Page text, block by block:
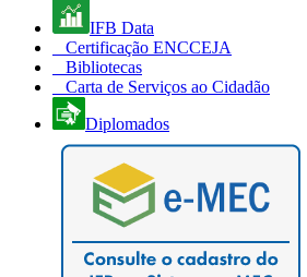
IFB Data
Certificação ENCCEJA
Bibliotecas
Carta de Serviços ao Cidadão
Diplomados